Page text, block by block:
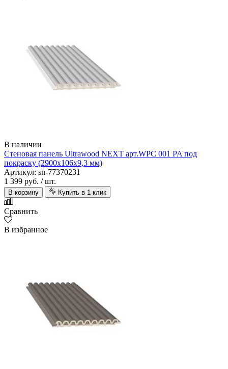
AquaFloor
В наличии
Стеновая панель Ultrawood NEXT арт.WPC 001 PA под
покраску (2900х106х9,3 мм)
Артикул: sn-77370231
1 399 руб. / шт.
В корзину Купить в 1 клик
Сравнить
В избранное